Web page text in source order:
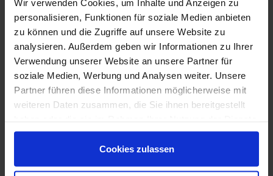
Wir verwenden Cookies, um Inhalte und Anzeigen zu
personalisieren, Funktionen für soziale Medien anbieten
zu können und die Zugriffe auf unsere Website zu
analysieren. Außerdem geben wir Informationen zu Ihrer
Verwendung unserer Website an unsere Partner für
soziale Medien, Werbung und Analysen weiter. Unsere
Partner führen diese Informationen möglicherweise mit
weiteren Daten zusammen, die Sie ihnen bereitgestellt
gesammelt haben.
Cookies zulassen
Weitere Serien von Emilceramica
Fliesenkleber